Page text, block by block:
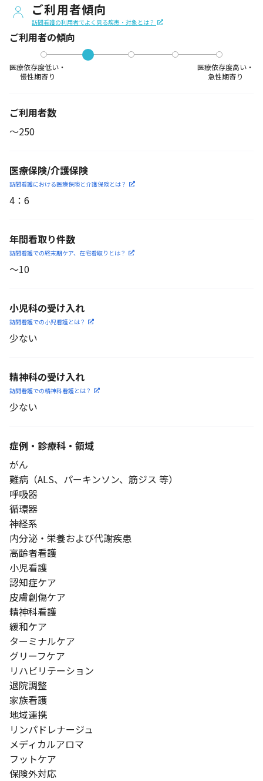
ご利用者傾向
訪問看護の利用者でよく見る疾患・対象とは？
ご利用者の傾向
医療依存度低い・
慢性期寄り
医療依存度高い・
急性期寄り
ご利用者数
〜250
医療保険/介護保険
訪問看護における医療保険と介護保険とは？
4 ： 6
年間看取り件数
訪問看護での終末期ケア、 在宅看取りとは？
〜10
小児科の受け入れ
訪問看護での小児看護とは？
少ない
精神科の受け入れ
訪問看護での精神科看護とは？
少ない
症例・診療科・ 領域
がん
難病（ALS、パーキンソン、筋ジス 等）
呼吸器
循環器
神経系
内分泌・栄養および代謝疾患
高齢者看護
小児看護
認知症ケア
皮膚創傷ケア
精神科看護
緩和ケア
ターミナルケア
グリーフケア
リハビリテーション
退院調整
家族看護
地域連携
リンパドレナージュ
メディカルアロマ
フットケア
保険外対応